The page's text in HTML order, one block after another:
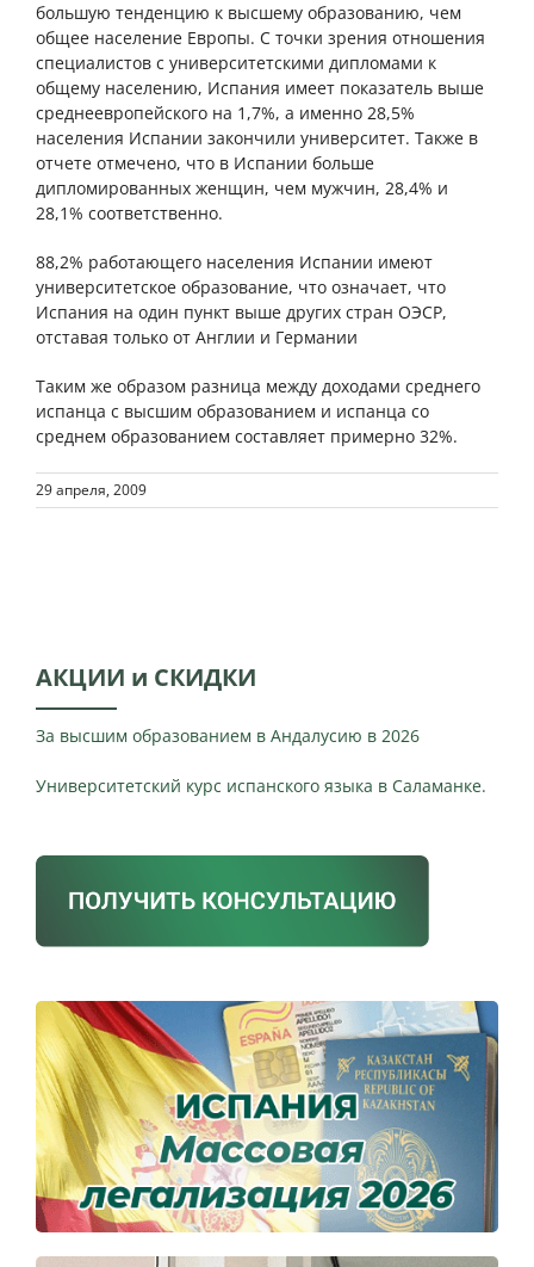
большую тенденцию к высшему образованию, чем
общее население Европы. С точки зрения отношения
специалистов с университетскими дипломами к
общему населению, Испания имеет показатель выше
среднеевропейского на 1,7%, а именно 28,5%
населения Испании закончили университет. Также в
отчете отмечено, что в Испании больше
дипломированных женщин, чем мужчин, 28,4% и
28,1% соответственно.
88,2% работающего населения Испании имеют
университетское образование, что означает, что
Испания на один пункт выше других стран ОЭСР,
отставая только от Англии и Германии
Таким же образом разница между доходами среднего
испанца с высшим образованием и испанца со
среднем образованием составляет примерно 32%.
29 апреля, 2009
АКЦИИ и СКИДКИ
За высшим образованием в Андалусию в 2026
Университетский курс испанского языка в Саламанке.